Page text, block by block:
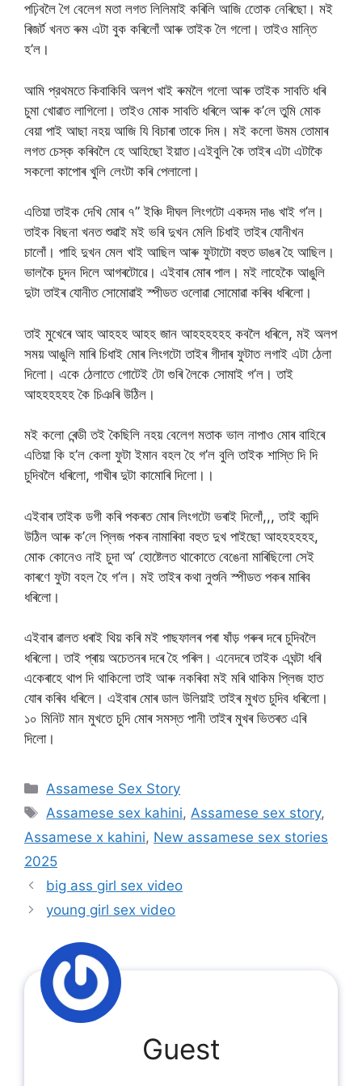
পঢ়িবলৈ গৈ বেলেগ মতা লগত লিলিমাই কৰিলি আজি তোেক নেৰিছো। মই
ৰিজৰ্ট খনত ৰুম এটা বুক কৰিলোঁ আৰু তাইক লৈ গলো। তাইও মান্তি
হ’ল।
আমি প্রথমতে কিবাকিবি অলপ খাই ৰুমলৈ গলো আৰু তাইক সাবতি ধৰি
চুমা খোৱাত লাগিলো। তাইও মোক সাবতি ধৰিলে আৰু ক’লে তুমি মোক
বেয়া পাই আছা নহয় আজি যি বিচাৰা তাকে দিম। মই কলো উমম তোমাৰ
লগত চেস্ক কৰিবলৈ হে আহিছো ইয়াত।এইবুলি কৈ তাইৰ এটা এটাকৈ
সকলো কাপোৰ খুলি লেংটা কৰি পেলালো।
এতিয়া তাইক দেখি মোৰ ৭” ইঞ্চি দীঘল লিংগটো একদম দাঙ খাই গ’ল।
তাইক বিছনা খনত শুৱাই মই ভৰি দুখন মেলি চিধাই তাইৰ যোনীখন
চালোঁ। পাহি দুখন মেল খাই আছিল আৰু ফুটাটো বহুত ডাঙৰ হৈ আছিল।
ভালকৈ চুদন দিলে আগৰটোৱে। এইবাৰ মোৰ পাল। মই লাহেকৈ আঙুলি
দুটা তাইৰ যোনীত সোমোৱাই স্পীডত ওলোৱা সোমোৱা কৰিব ধৰিলো।
তাই মুখেৰে আহ আহহহ আহহ জান আহহহহহহ কবলৈ ধৰিলে, মই অলপ
সময় আঙুলি মাৰি চিধাই মোৰ লিংগটো তাইৰ গীদাৰ ফুটাত লগাই এটা ঠেলা
দিলো। একে ঠেলাতে গোটেই টো গুৰি লৈকে সোমাই গ’ল। তাই
আহহহহহহ কৈ চিঞৰি উঠিল।
মই কলো ৰেন্ডী তই কৈছিলি নহয় বেলেগ মতাক ভাল নাপাও মোৰ বাহিৰে
এতিয়া কি হ’ল কেলা ফুটা ইমান বহল হৈ গ’ল বুলি তাইক শাস্তি দি দি
চুদিবলৈ ধৰিলো, গাখীৰ দুটা কামোৰি দিলো।।
এইবাৰ তাইক ডগী কৰি পকৰত মোৰ লিংগটো ভৰাই দিলোঁ,,, তাই কান্দি
উঠিল আৰু ক’লে প্লিজ পকৰ নামাৰিবা বহুত দুখ পাইছো আহহহহহহ,
মোক কোনেও নাই চুদা অ’ হোষ্টেলত থাকোতে বেঙেনা মাৰিছিলো সেই
কাৰণে ফুটা বহল হৈ গ’ল। মই তাইৰ কথা নুশুনি স্পীডত পকৰ মাৰিব
ধৰিলো।
এইবাৰ ৱালত ধৰাই থিয় কৰি মই পাছফালৰ পৰা ষাঁড় গৰুৰ দৰে চুদিবলৈ
ধৰিলো। তাই প্ৰায় অচেতনৰ দৰে হৈ পৰিল। এনেদৰে তাইক এঘন্টা ধৰি
একেৰাহে থাপ দি থাকিলো তাই আৰু নকৰিবা মই মৰি থাকিম প্লিজ হাত
যোৰ কৰিব ধৰিলে। এইবাৰ মোৰ ডাল উলিয়াই তাইৰ মুখত চুদিব ধৰিলো।
১০ মিনিট মান মুখতে চুদি মোৰ সমস্ত পানী তাইৰ মুখৰ ভিতৰত এৰি
দিলো।
Categories
Assamese Sex Story
Tags
Assamese sex kahini,Assamese sex story,
Assamese x kahini, New assamese sex stories
2025
big ass girl sex video
young girl sex video
Guest